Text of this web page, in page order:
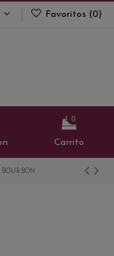
Favoritos (0)
0
Carrito